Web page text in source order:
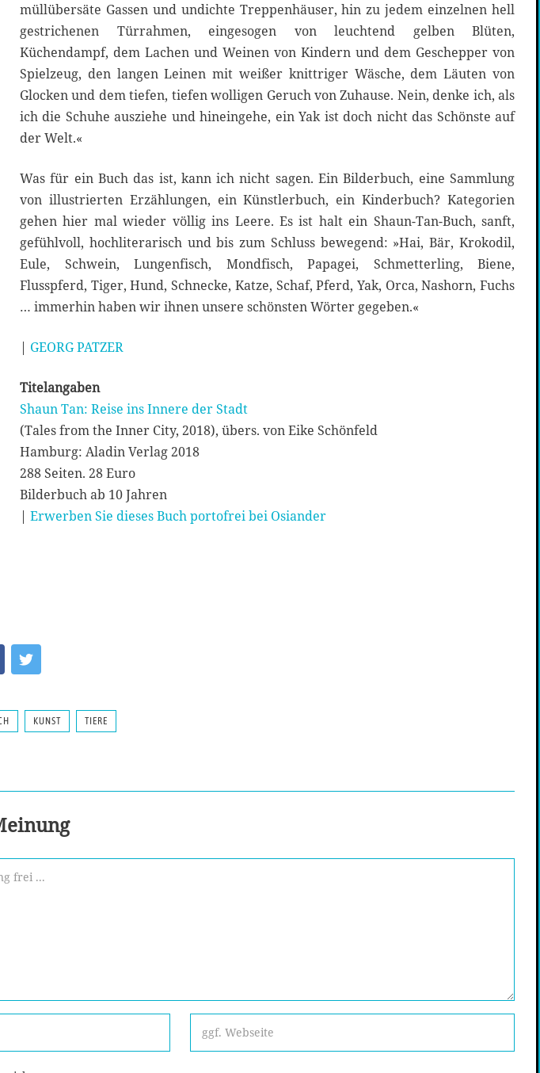
müllübersäte Gassen und undichte Treppenhäuser, hin zu jedem einzelnen hell
gestrichenen Türrahmen, eingesogen von leuchtend gelben Blüten,
Küchendampf, dem Lachen und Weinen von Kindern und dem Geschepper von
Spielzeug, den langen Leinen mit weißer knittriger Wäsche, dem Läuten von
Glocken und dem tiefen, tiefen wolligen Geruch von Zuhause. Nein, denke ich, als
ich die Schuhe ausziehe und hineingehe, ein Yak ist doch nicht das Schönste auf
der Welt.«
Was für ein Buch das ist, kann ich nicht sagen. Ein Bilderbuch, eine Sammlung
von illustrierten Erzählungen, ein Künstlerbuch, ein Kinderbuch? Kategorien
gehen hier mal wieder völlig ins Leere. Es ist halt ein Shaun-Tan-Buch, sanft,
gefühlvoll, hochliterarisch und bis zum Schluss bewegend: »Hai, Bär, Krokodil,
Eule, Schwein, Lungenfisch, Mondfisch, Papagei, Schmetterling, Biene,
Flusspferd, Tiger, Hund, Schnecke, Katze, Schaf, Pferd, Yak, Orca, Nashorn, Fuchs
… immerhin haben wir ihnen unsere schönsten Wörter gegeben.«
| GEORG PATZER
Titelangaben
Shaun Tan: Reise ins Innere der Stadt
(Tales from the Inner City, 2018), übers. von Eike Schönfeld
Hamburg: Aladin Verlag 2018
288 Seiten. 28 Euro
Bilderbuch ab 10 Jahren
| Erwerben Sie dieses Buch portofrei bei Osiander
KUNST TIERE